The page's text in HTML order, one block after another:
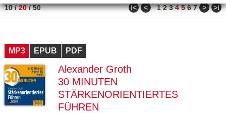
10/20/50 ǀ< < 1 2 3 4 5 6 7 > >ǀ
MP3 EPUB PDF
Alexander Groth
30 MINUTEN
STÄRKENORIENTIERTES
FÜHREN
Name Zweck
Ty
ESSION
_ID
verlag.
de
Session verwendet
GV_CO
OKIES
gabal-
verlag.
Speichert den Zustimmungsstatus des
Domäne.